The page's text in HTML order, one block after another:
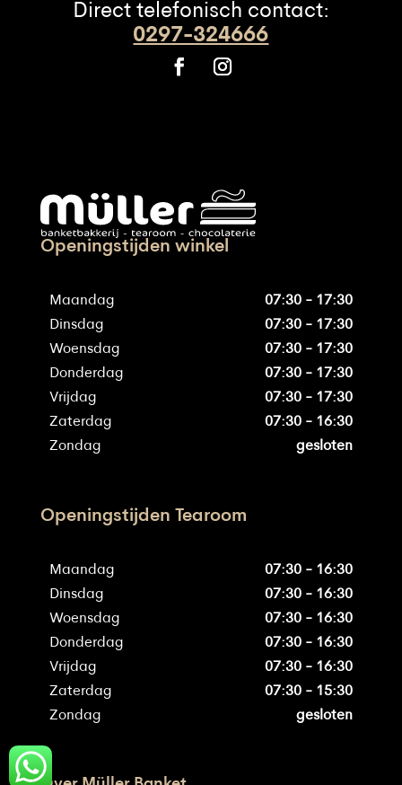
Direct telefonisch contact:
0297-324666
Openingstijden winkel
Maandag
07:30 - 17:30
Dinsdag
07:30 - 17:30
Woensdag
07:30 - 17:30
Donderdag
07:30 - 17:30
Vrijdag
07:30 - 17:30
Zaterdag
07:30 - 16:30
Zondag
gesloten
Openingstijden Tearoom
Maandag
07:30 - 16:30
Dinsdag
07:30 - 16:30
Woensdag
07:30 - 16:30
Donderdag
07:30 - 16:30
Vrijdag
07:30 - 16:30
Zaterdag
07:30 - 15:30
Zondag
gesloten